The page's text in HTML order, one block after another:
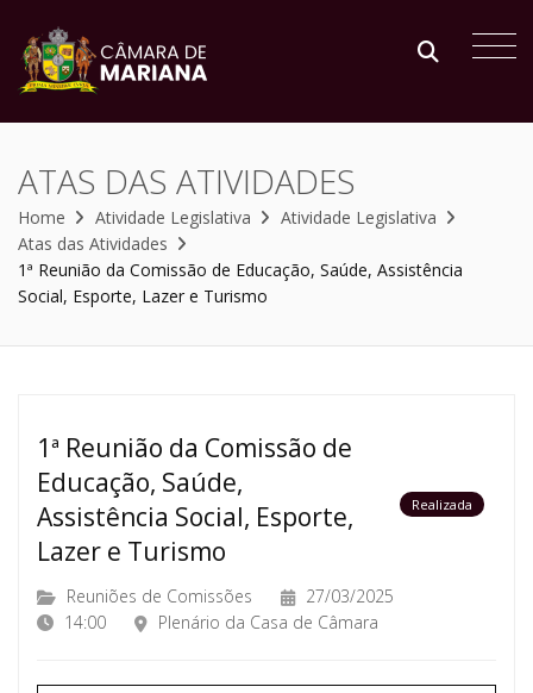
ATAS DAS ATIVIDADES
Home Atividade Legislativa
Atividade Legislativa
Atas das Atividades
1ª Reunião da Comissão de Educação, Saúde, Assistência
Social, Esporte, Lazer e Turismo
1ª Reunião da Comissão de
Educação, Saúde,
Assistência Social, Esporte,
Lazer e Turismo
Realizada
Reuniões de Comissões
27/03/2025
14:00
Plenário da Casa de Câmara